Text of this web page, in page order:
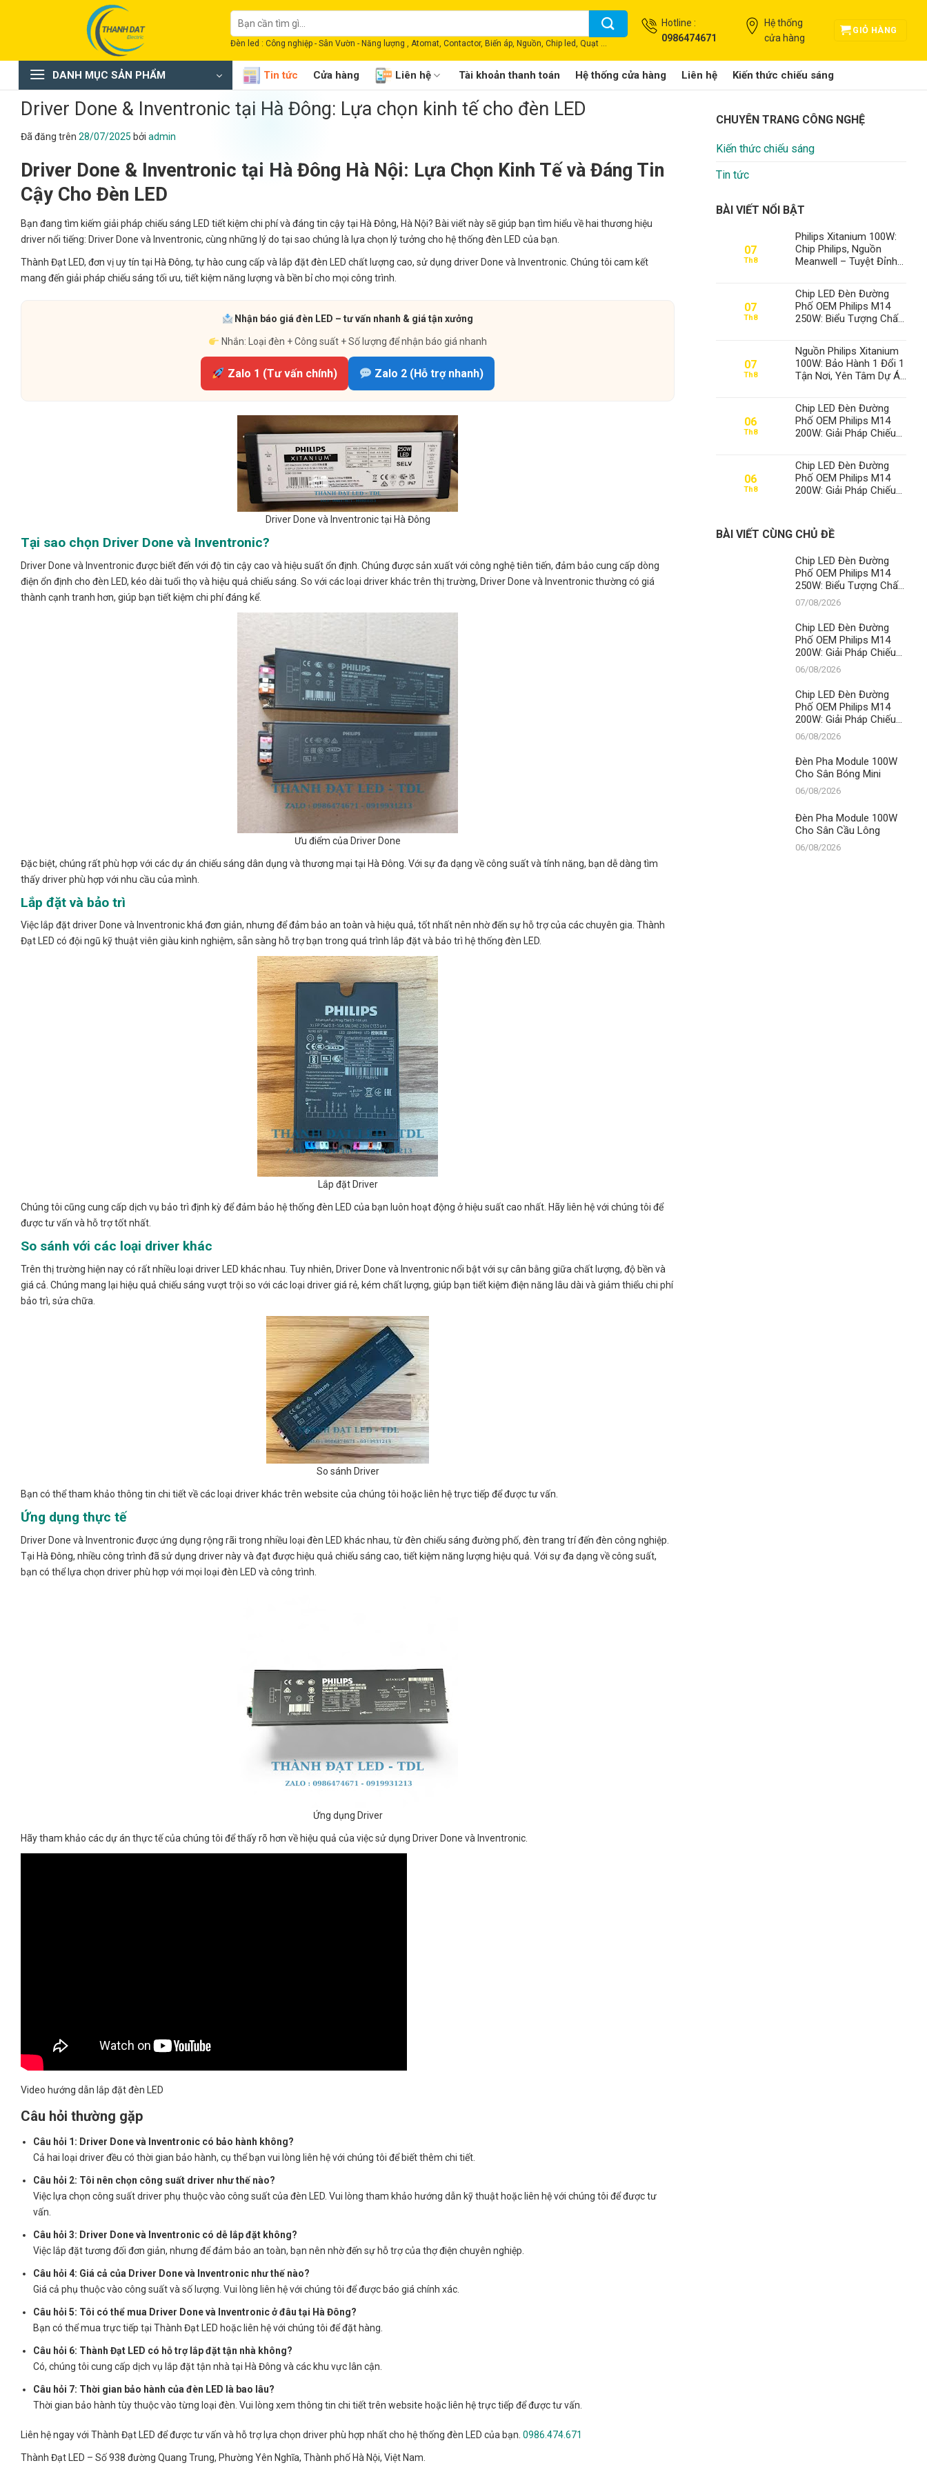
dung
Tìm
kiếm:
Đèn led : Công nghiệp - Sân Vườn - Năng lượng , Atomat, Contactor, Biến áp, Nguồn, Chip led, Quạt ...
Hotline :
0986474671
Hệ thống
cửa hàng
GIỎ HÀNG
DANH MỤC SẢN PHẨM Tin tức Cửa hàng Liên hệ Tài khoản thanh toán Hệ thống cửa hàng Liên hệ Kiến thức chiếu sáng
Driver Done & Inventronic tại Hà Đông: Lựa chọn kinh tế cho đèn LED
Đã đăng trên 28/07/2025 bởi admin
Driver Done & Inventronic tại Hà Đông Hà Nội: Lựa Chọn Kinh Tế và Đáng Tin
Cậy Cho Đèn LED
Bạn đang tìm kiếm giải pháp chiếu sáng LED tiết kiệm chi phí và đáng tin cậy tại Hà Đông, Hà Nội? Bài viết này sẽ giúp bạn tìm hiểu về hai thương hiệu
driver nổi tiếng: Driver Done và Inventronic, cùng những lý do tại sao chúng là lựa chọn lý tưởng cho hệ thống đèn LED của bạn.
Thành Đạt LED, đơn vị uy tín tại Hà Đông, tự hào cung cấp và lắp đặt đèn LED chất lượng cao, sử dụng driver Done và Inventronic. Chúng tôi cam kết
mang đến giải pháp chiếu sáng tối ưu, tiết kiệm năng lượng và bền bỉ cho mọi công trình.
Nhận báo giá đèn LED – tư vấn nhanh & giá tận xưởng
Nhắn: Loại đèn + Công suất + Số lượng để nhận báo giá nhanh
Zalo 1 (Tư vấn chính) Zalo 2 (Hỗ trợ nhanh)
Driver Done và Inventronic tại Hà Đông
Tại sao chọn Driver Done và Inventronic?
Driver Done và Inventronic được biết đến với độ tin cậy cao và hiệu suất ổn định. Chúng được sản xuất với công nghệ tiên tiến, đảm bảo cung cấp dòng
điện ổn định cho đèn LED, kéo dài tuổi thọ và hiệu quả chiếu sáng. So với các loại driver khác trên thị trường, Driver Done và Inventronic thường có giá
thành cạnh tranh hơn, giúp bạn tiết kiệm chi phí đáng kể.
Ưu điểm của Driver Done
Đặc biệt, chúng rất phù hợp với các dự án chiếu sáng dân dụng và thương mại tại Hà Đông. Với sự đa dạng về công suất và tính năng, bạn dễ dàng tìm
thấy driver phù hợp với nhu cầu của mình.
Lắp đặt và bảo trì
Việc lắp đặt driver Done và Inventronic khá đơn giản, nhưng để đảm bảo an toàn và hiệu quả, tốt nhất nên nhờ đến sự hỗ trợ của các chuyên gia. Thành
Đạt LED có đội ngũ kỹ thuật viên giàu kinh nghiệm, sẵn sàng hỗ trợ bạn trong quá trình lắp đặt và bảo trì hệ thống đèn LED.
Lắp đặt Driver
Chúng tôi cũng cung cấp dịch vụ bảo trì định kỳ để đảm bảo hệ thống đèn LED của bạn luôn hoạt động ở hiệu suất cao nhất. Hãy liên hệ với chúng tôi để
được tư vấn và hỗ trợ tốt nhất.
So sánh với các loại driver khác
Trên thị trường hiện nay có rất nhiều loại driver LED khác nhau. Tuy nhiên, Driver Done và Inventronic nổi bật với sự cân bằng giữa chất lượng, độ bền và
giá cả. Chúng mang lại hiệu quả chiếu sáng vượt trội so với các loại driver giá rẻ, kém chất lượng, giúp bạn tiết kiệm điện năng lâu dài và giảm thiểu chi phí
bảo trì, sửa chữa.
So sánh Driver
Bạn có thể tham khảo thông tin chi tiết về các loại driver khác trên website của chúng tôi hoặc liên hệ trực tiếp để được tư vấn.
Ứng dụng thực tế
Driver Done và Inventronic được ứng dụng rộng rãi trong nhiều loại đèn LED khác nhau, từ đèn chiếu sáng đường phố, đèn trang trí đến đèn công nghiệp.
Tại Hà Đông, nhiều công trình đã sử dụng driver này và đạt được hiệu quả chiếu sáng cao, tiết kiệm năng lượng hiệu quả. Với sự đa dạng về công suất,
bạn có thể lựa chọn driver phù hợp với mọi loại đèn LED và công trình.
Ứng dụng Driver
Hãy tham khảo các dự án thực tế của chúng tôi để thấy rõ hơn về hiệu quả của việc sử dụng Driver Done và Inventronic.
Video hướng dẫn lắp đặt đèn LED
Câu hỏi thường gặp
Câu hỏi 1: Driver Done và Inventronic có bảo hành không?
Cả hai loại driver đều có thời gian bảo hành, cụ thể bạn vui lòng liên hệ với chúng tôi để biết thêm chi tiết.
Câu hỏi 2: Tôi nên chọn công suất driver như thế nào?
Việc lựa chọn công suất driver phụ thuộc vào công suất của đèn LED. Vui lòng tham khảo hướng dẫn kỹ thuật hoặc liên hệ với chúng tôi để được tư
vấn.
Câu hỏi 3: Driver Done và Inventronic có dễ lắp đặt không?
Việc lắp đặt tương đối đơn giản, nhưng để đảm bảo an toàn, bạn nên nhờ đến sự hỗ trợ của thợ điện chuyên nghiệp.
Câu hỏi 4: Giá cả của Driver Done và Inventronic như thế nào?
Giá cả phụ thuộc vào công suất và số lượng. Vui lòng liên hệ với chúng tôi để được báo giá chính xác.
Câu hỏi 5: Tôi có thể mua Driver Done và Inventronic ở đâu tại Hà Đông?
Bạn có thể mua trực tiếp tại Thành Đạt LED hoặc liên hệ với chúng tôi để đặt hàng.
Câu hỏi 6: Thành Đạt LED có hỗ trợ lắp đặt tận nhà không?
Có, chúng tôi cung cấp dịch vụ lắp đặt tận nhà tại Hà Đông và các khu vực lân cận.
Câu hỏi 7: Thời gian bảo hành của đèn LED là bao lâu?
Thời gian bảo hành tùy thuộc vào từng loại đèn. Vui lòng xem thông tin chi tiết trên website hoặc liên hệ trực tiếp để được tư vấn.
Liên hệ ngay với Thành Đạt LED để được tư vấn và hỗ trợ lựa chọn driver phù hợp nhất cho hệ thống đèn LED của bạn. 0986.474.671
Thành Đạt LED – Số 938 đường Quang Trung, Phường Yên Nghĩa, Thành phố Hà Nội, Việt Nam.
CHUYÊN TRANG CÔNG NGHỆ
Kiến thức chiếu sáng
Tin tức
BÀI VIẾT NỔI BẬT
07
Th8
Philips Xitanium 100W:
Chip Philips, Nguồn
Meanwell – Tuyệt Đỉnh
07
Th8
Chip LED Đèn Đường
Phố OEM Philips M14
250W: Biểu Tượng Chất
Thế Số 1 Của Thành Đạt
LED
07
Th8
Nguồn Philips Xitanium
100W: Bảo Hành 1 Đổi 1
Tận Nơi, Yên Tâm Dự Án
06
Th8
Chip LED Đèn Đường
Phố OEM Philips M14
200W: Giải Pháp Chiếu
Định Vị Thế Số 1 Của
Thành Đạt LED
06
Th8
Chip LED Đèn Đường
Phố OEM Philips M14
200W: Giải Pháp Chiếu
Thành Đạt LED
BÀI VIẾT CÙNG CHỦ ĐỀ
Chip LED Đèn Đường
Phố OEM Philips M14
250W: Biểu Tượng Chất
Lượng, Khẳng Định Vị
Thế Số 1 Của Thành Đạt
LED
07/08/2026
Chip LED Đèn Đường
Phố OEM Philips M14
200W: Giải Pháp Chiếu
Sáng Đỉnh Cao, Khẳng
Định Vị Thế Số 1 Của
Thành Đạt LED
06/08/2026
Chip LED Đèn Đường
Phố OEM Philips M14
200W: Giải Pháp Chiếu
Sáng Đỉnh Cao, Khẳng
Định Vị Thế Số 1 Của
Thành Đạt LED
06/08/2026
Đèn Pha Module 100W
Cho Sân Bóng Mini
06/08/2026
Đèn Pha Module 100W
Cho Sân Cầu Lông
06/08/2026